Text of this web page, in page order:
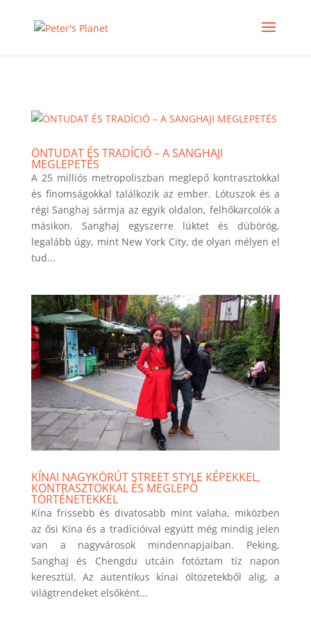
ÖNTUDAT ÉS TRADÍCIÓ – A SANGHAJI
MEGLEPETÉS
A 25 milliós metropoliszban meglepő kontrasztokkal
és finomságokkal találkozik az ember. Lótuszok és a
régi Sanghaj sármja az egyik oldalon, felhőkarcolók a
másikon. Sanghaj egyszerre lüktet és dübörög,
legalább úgy, mint New York City, de olyan mélyen el
tud...
KÍNAI NAGYKÖRÚT STREET STYLE KÉPEKKEL,
KONTRASZTOKKAL ÉS MEGLEPŐ
TÖRTÉNETEKKEL
Kína frissebb és divatosabb mint valaha, miközben
az ősi Kína és a tradícióival együtt még mindig jelen
van a nagyvárosok mindennapjaiban. Peking,
Sanghaj és Chengdu utcáin fotóztam tíz napon
keresztül. Az autentikus kínai öltözetekből alig, a
világtrendeket elsőként...